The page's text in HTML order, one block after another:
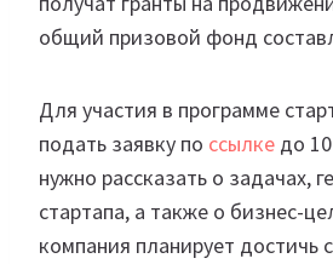
общий призовой фонд
Для участия в программе
подать заявку по ссылке до
нужно рассказать о задачах,
стартапа, а также о бизнес-
компания планирует